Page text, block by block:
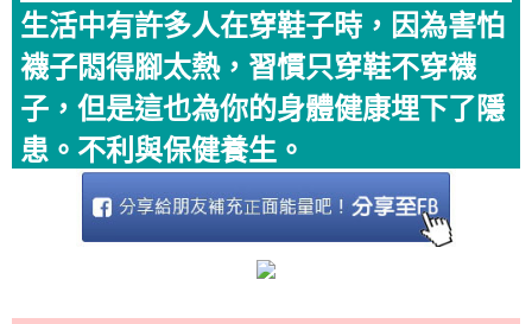
生活中有許多人在穿鞋子時，因為害怕
襪子悶得腳太熱，習慣只穿鞋不穿襪
子，但是這也為你的身體健康埋下了隱
患。不利與保健養生。